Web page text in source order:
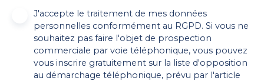
J'accepte le traitement de mes données
personnelles conformément au RGPD. Si vous ne
souhaitez pas faire l'objet de prospection
commerciale par voie téléphonique, vous pouvez
vous inscrire gratuitement sur la liste d'opposition
au démarchage téléphonique, prévu par l'article